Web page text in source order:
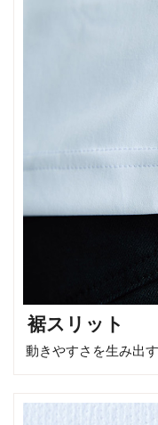
裾スリット
動きやすさを生み出